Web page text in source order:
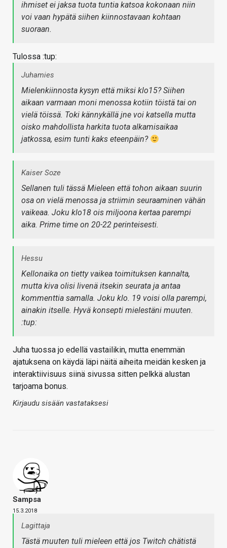
ihmiset ei jaksa tuota tuntia katsoa kokonaan niin
voi vaan hypätä siihen kiinnostavaan kohtaan
suoraan.
Tulossa :tup:
Juhamies
Mielenkiinnosta kysyn että miksi klo15? Siihen
aikaan varmaan moni menossa kotiin töistä tai on
vielä töissä. Toki kännykällä jne voi katsella mutta
oisko mahdollista harkita tuota alkamisaikaa
jatkossa, esim tunti kaks eteenpäin?
Kaiser Soze
Sellanen tuli tässä Mieleen että tohon aikaan suurin
osa on vielä menossa ja striimin seuraaminen vähän
vaikeaa. Joku klo18 ois miljoona kertaa parempi
aika. Prime time on 20-22 perinteisesti.
Hessu
Kellonaika on tietty vaikea toimituksen kannalta,
mutta kiva olisi livenä itsekin seurata ja antaa
kommenttia samalla. Joku klo. 19 voisi olla parempi,
ainakin itselle. Hyvä konsepti mielestäni muuten.
:tup:
Juha tuossa jo edellä vastailikin, mutta enemmän
ajatuksena on käydä läpi näitä aiheita meidän kesken ja
interaktiivisuus siinä sivussa sitten pelkkä alustan
tarjoama bonus.
Kirjaudu sisään vastataksesi
Sampsa
15.3.2018
Lagittaja
Tästä muuten tuli mieleen että jos Twitch chätistä